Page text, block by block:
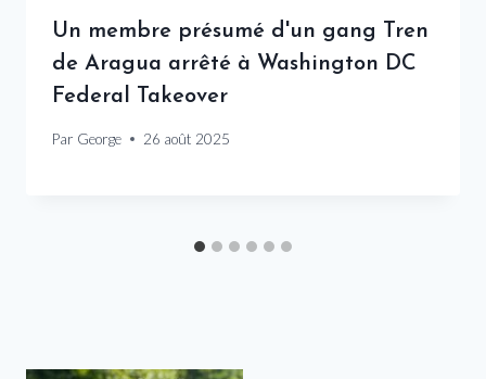
Un membre présumé d'un gang Tren
de Aragua arrêté à Washington DC
Federal Takeover
Par George 26 août 2025